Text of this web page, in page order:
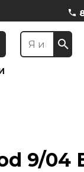
9/04